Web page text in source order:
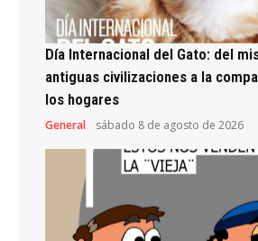
Día Internacional del Gato: del
antiguas civilizaciones a la
los hogares
General sábado 8 de agosto de 2026